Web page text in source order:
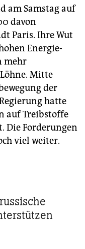
am Samstag auf
davon
Paris. Ihre Wut
Energie-
mehr
Mitte
der
hatte
auf Treibstoffe
Die Forderungen
viel weiter.